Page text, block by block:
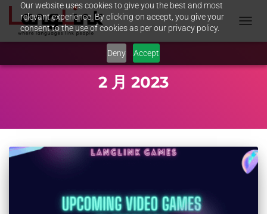
Our website uses cookies to give you the best and most
relevant experience. By clicking on accept, you give your
consent to the use of cookies as per our privacy policy.
Deny Accept
2 月 2023